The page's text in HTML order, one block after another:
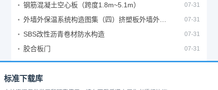
钢筋混凝土空心板（跨度1.8m~5.1m） 07-31
07-31
SBS改性沥青卷材防水构造 07-31
胶合板门 07-31
标准下载库